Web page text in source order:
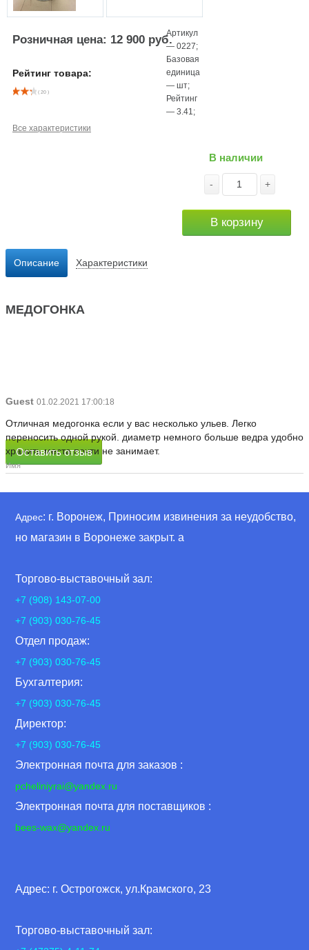
Розничная цена: 12 900 руб.
Рейтинг товара:
( 20 )
Артикул
—0227;
Базовая
единица
—шт;
Рейтинг
—3.41;
Все характеристики
В наличии
- +
В корзину
Описание Характеристики
МЕДОГОНКА
Guest 01.02.2021 17:00:18
Отличная медогонка если у вас несколько ульев. Легко
переносить одной рукой. диаметр немного больше ведра удобно
хранить места почти не занимает.
Имя
Оставить отзыв
Адрес: г. Воронеж, Приносим извинения за неудобство,
но магазин в Воронеже закрыт. а
Торгово-выставочный зал:
+7 (908) 143-07-00
+7 (903) 030-76-45
Отдел продаж:
+7 (903) 030-76-45
Бухгалтерия:
+7 (903) 030-76-45
Директор:
+7 (903) 030-76-45
Электронная почта для заказов :
pcheliniyrai@yandex.ru
Электронная почта для поставщиков :
bees-wax@yandex.ru
Адрес: г. Острогожск, ул.Крамского, 23
Торгово-выставочный зал: